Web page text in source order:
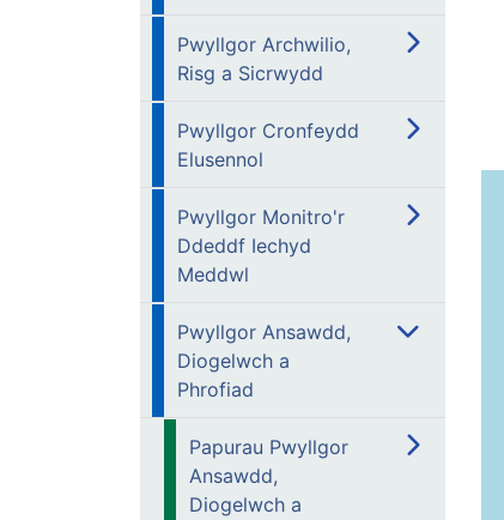
Pwyllgor Archwilio,
Risg a Sicrwydd
Pwyllgor Cronfeydd
Elusennol
Pwyllgor Monitro'r
Ddeddf Iechyd
Meddwl
Pwyllgor Ansawdd,
Diogelwch a
Phrofiad
Papurau Pwyllgor
Ansawdd,
Diogelwch a